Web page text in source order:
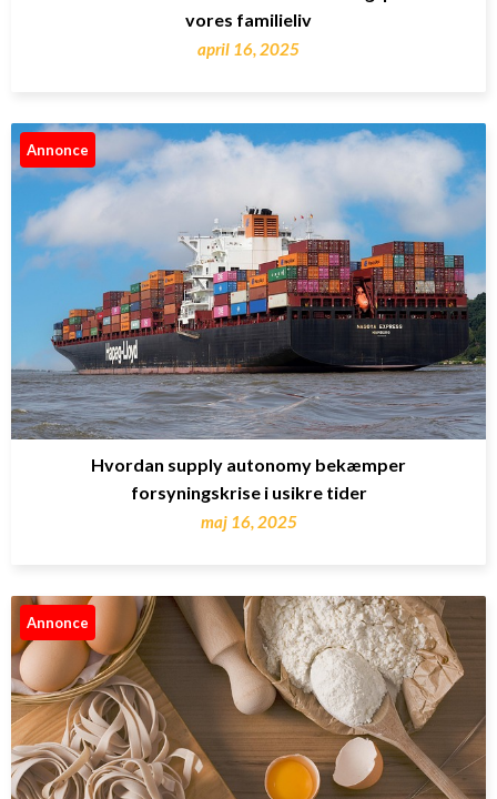
vores familieliv
april 16, 2025
Annonce
Hvordan supply autonomy bekæmper
forsyningskrise i usikre tider
maj 16, 2025
Annonce